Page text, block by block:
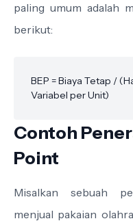
paling umum adalah
berikut:
BEP = Biaya Tetap /
Variabel per Unit)
Contoh
Point
Misalkan sebuah
menjual pakaian